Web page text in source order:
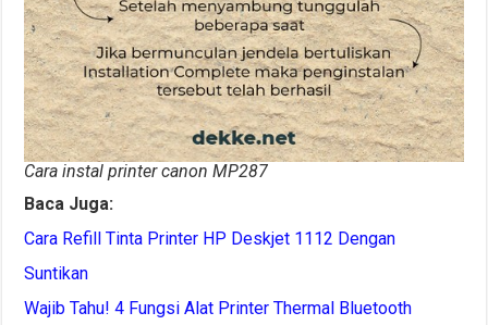
Cara instal printer canon MP287
Baca Juga:
Cara Refill Tinta Printer HP Deskjet 1112 Dengan
Suntikan
Wajib Tahu! 4 Fungsi Alat Printer Thermal Bluetooth